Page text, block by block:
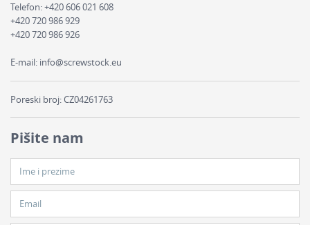
Telefon:+420 606 021 608
+420 720 986 929
+420 720 986 926
E-mail: info@screwstock.eu
Poreski broj: CZ04261763
Pišite nam
Ime i prezime
Email